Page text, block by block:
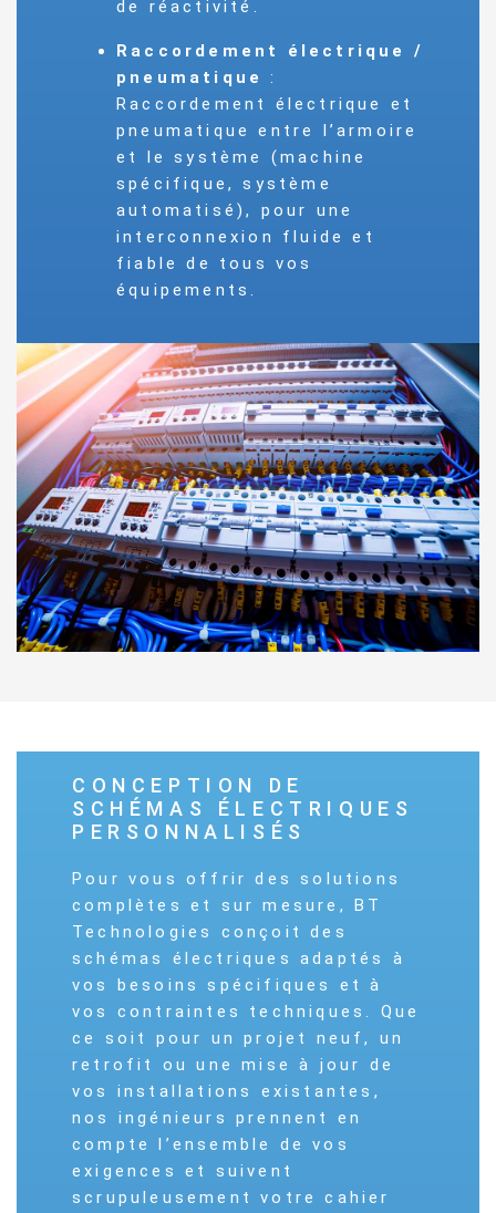
de réactivité.
Raccordement électrique /
pneumatique
:
Raccordement électrique et
pneumatique entre l’armoire
et le système (machine
spécifique, système
automatisé), pour une
interconnexion fluide et
fiable de tous vos
équipements.
CONCEPTION DE
SCHÉMAS ÉLECTRIQUES
PERSONNALISÉS
Pour vous offrir des solutions
complètes et sur mesure, BT
Technologies conçoit des
schémas électriques adaptés à
vos besoins spécifiques et à
vos contraintes techniques. Que
ce soit pour un projet neuf, un
retrofit ou une mise à jour de
vos installations existantes,
nos ingénieurs prennent en
compte l’ensemble de vos
exigences et suivent
scrupuleusement votre cahier